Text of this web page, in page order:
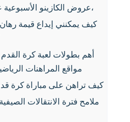
عروض الكازينو الأسبوعية عبر الإنترنت،
كيف يمكنني إيداع قيمة
أهم بطولات لعبة كرة القدم
مواقع المراهنات
كيف تراهن على مباراة كرة
ملامح فترة الانتقالات